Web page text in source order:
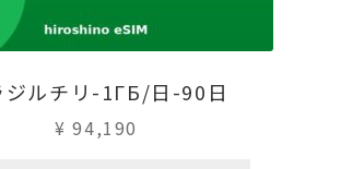
ジルチリ-1ГБ/日-90日
¥ 94,190